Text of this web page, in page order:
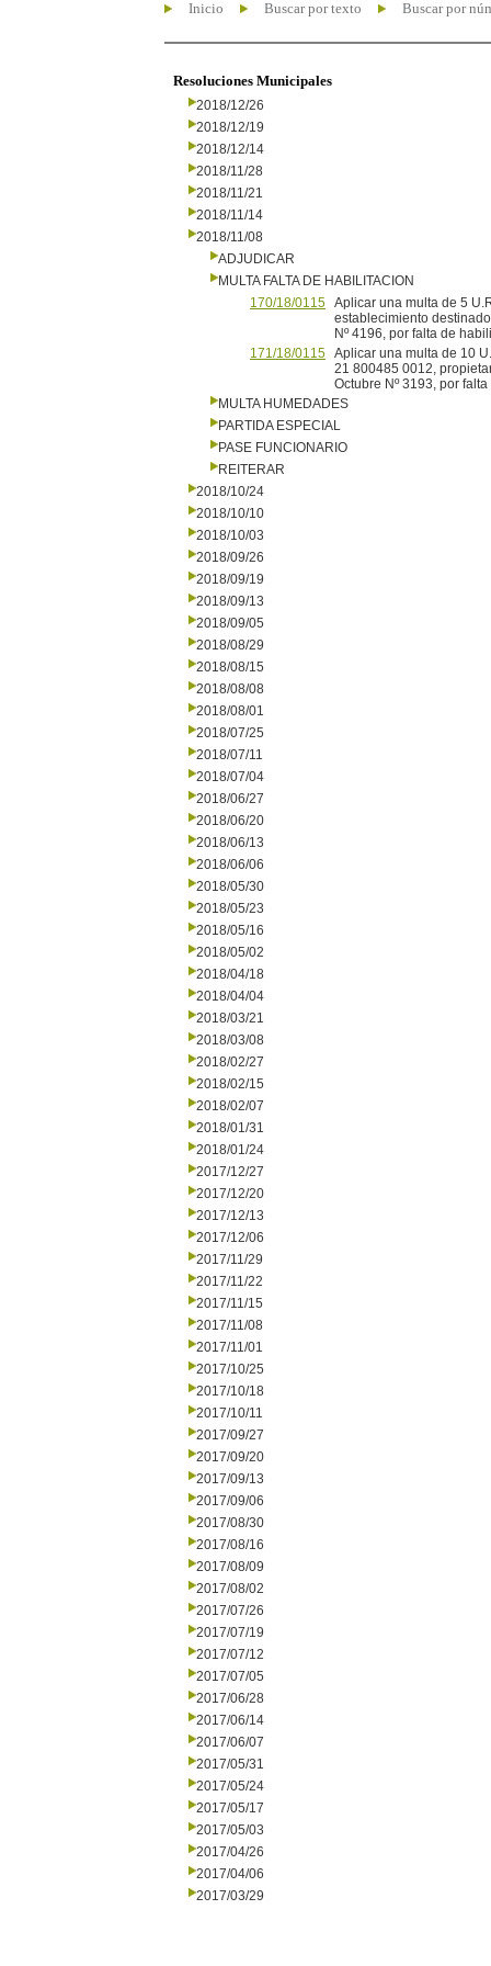
Inicio Buscar por texto Buscar por
Resoluciones Municipales
2018/12/26
2018/12/19
2018/12/14
2018/11/28
2018/11/21
2018/11/14
2018/11/08
ADJUDICAR
MULTA FALTA DE HABILITACION
170/18/0115 Aplicar una multa de 5
establecimiento
Nº 4196, por falta de
171/18/0115 Aplicar una multa de 10
21 800485 0012,
Octubre Nº 3193, por
MULTA HUMEDADES
PARTIDA ESPECIAL
PASE FUNCIONARIO
REITERAR
2018/10/24
2018/10/10
2018/10/03
2018/09/26
2018/09/19
2018/09/13
2018/09/05
2018/08/29
2018/08/15
2018/08/08
2018/08/01
2018/07/25
2018/07/11
2018/07/04
2018/06/27
2018/06/20
2018/06/13
2018/06/06
2018/05/30
2018/05/23
2018/05/16
2018/05/02
2018/04/18
2018/04/04
2018/03/21
2018/03/08
2018/02/27
2018/02/15
2018/02/07
2018/01/31
2018/01/24
2017/12/27
2017/12/20
2017/12/13
2017/12/06
2017/11/29
2017/11/22
2017/11/15
2017/11/08
2017/11/01
2017/10/25
2017/10/18
2017/10/11
2017/09/27
2017/09/20
2017/09/13
2017/09/06
2017/08/30
2017/08/16
2017/08/09
2017/08/02
2017/07/26
2017/07/19
2017/07/12
2017/07/05
2017/06/28
2017/06/14
2017/06/07
2017/05/31
2017/05/24
2017/05/17
2017/05/03
2017/04/26
2017/04/06
2017/03/29